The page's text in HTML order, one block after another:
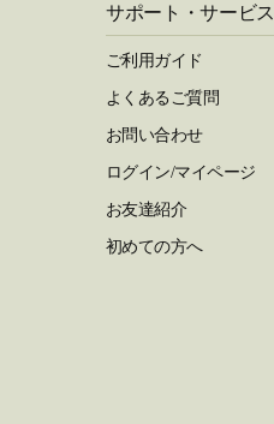
サポート・サービス
ご利用ガイド
よくあるご質問
お問い合わせ
ログイン/マイページ
お友達紹介
初めての方へ